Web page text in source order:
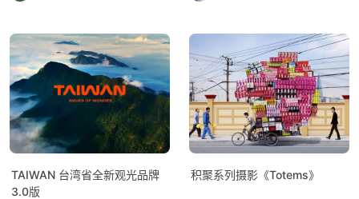
TAIWAN 台湾省全新观光品牌
3.0版
积聚系列摄影《Totems》